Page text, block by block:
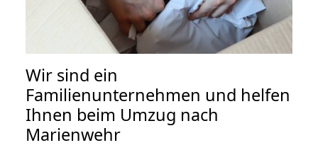
Wir sind ein
Familienunternehmen und helfen
Ihnen beim Umzug nach
Marienwehr